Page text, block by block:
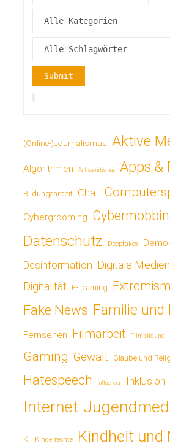
(Online-)Journalismus Aktive
Algorithmen Antisemitismus Apps &
Bildungsarbeit Chat
Cybergrooming
Datenschutz Deepfakes
Desinformation Digitale Medien
Digitalität E-Learning
Fake News Familie und
Fernsehen Filmarbeit Filmbildung
Gaming Gewalt Glaube und
Hatespeech Influencer Inklusion
Internet
KI Kinderrechte Kindheit und